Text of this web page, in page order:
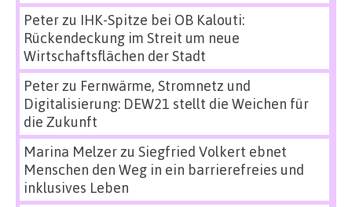
Peterzu IHK-Spitze bei OB Kalouti:
Rückendeckung im Streit um neue
Wirtschaftsflächen der Stadt
Peterzu Fernwärme, Stromnetz und
Digitalisierung: DEW21 stellt die Weichen für
die Zukunft
Marina Melzerzu Siegfried Volkert ebnet
Menschen den Weg in ein barrierefreies und
inklusives Leben